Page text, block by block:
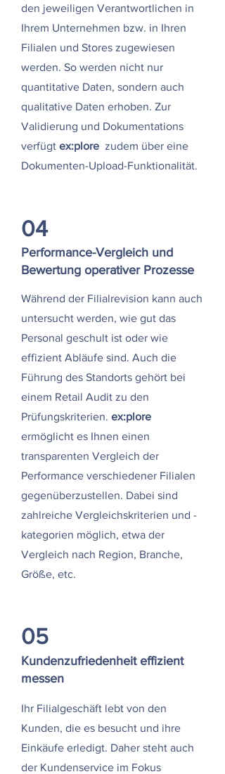
den jeweiligen Verantwortlichen in
Ihrem Unternehmen bzw. in Ihren
Filialen und Stores zugewiesen
werden. So werden nicht nur
quantitative Daten, sondern auch
qualitative Daten erhoben. Zur
Validierung und Dokumentations
verfügt ex:plore zudem über eine
Dokumenten-Upload-Funktionalität.
04
Performance-Vergleich und
Bewertung operativer Prozesse
Während der Filialrevision kann auch
untersucht werden, wie gut das
Personal geschult ist oder wie
effizient Abläufe sind. Auch die
Führung des Standorts gehört bei
einem Retail Audit zu den
Prüfungskriterien. ex:plore
ermöglicht es Ihnen einen
transparenten Vergleich der
Performance verschiedener Filialen
gegenüberzustellen. Dabei sind
zahlreiche Vergleichskriterien und -
kategorien möglich, etwa der
Vergleich nach Region, Branche,
Größe, etc.
05
Kundenzufriedenheit effizient
messen
Ihr Filialgeschäft lebt von den
Kunden, die es besucht und ihre
Einkäufe erledigt. Daher steht auch
der Kundenservice im Fokus